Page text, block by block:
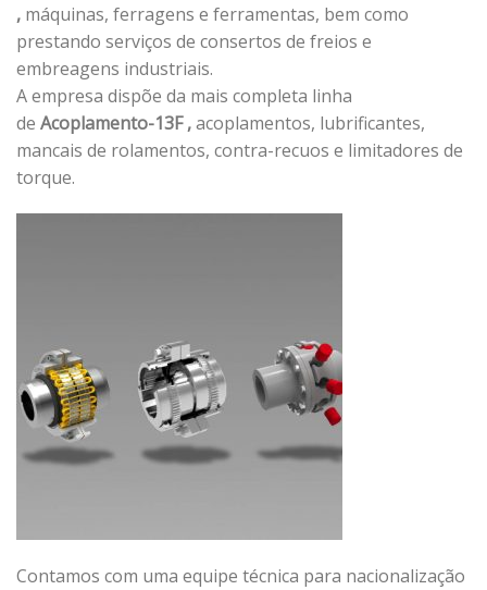
, máquinas, ferragens e ferramentas, bem como
prestando serviços de consertos de freios e
embreagens industriais.
A empresa dispõe da mais completa linha
de Acoplamento-13F ,acoplamentos, lubrificantes,
mancais de rolamentos, contra-recuos e limitadores de
torque.
Contamos com uma equipe técnica para nacionalização